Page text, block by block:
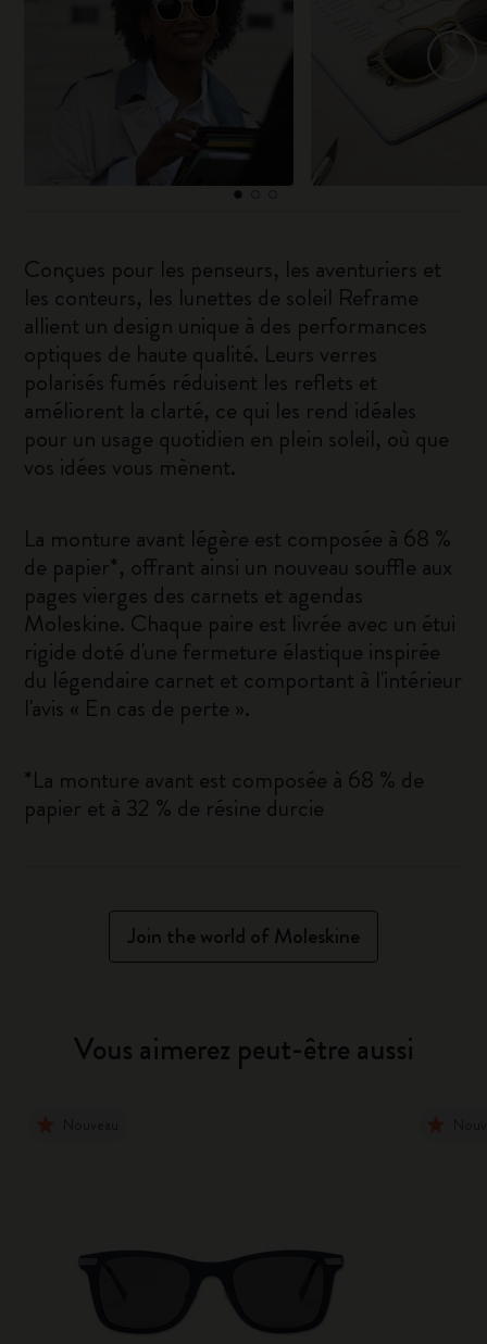
Conçues pour les penseurs, les aventuriers et
les conteurs, les lunettes de soleil Reframe
allient un design unique à des performances
optiques de haute qualité. Leurs verres
polarisés fumés réduisent les reflets et
améliorent la clarté, ce qui les rend idéales
pour un usage quotidien en plein soleil, où que
vos idées vous mènent.
La monture avant légère est composée à 68 %
de papier*, offrant ainsi un nouveau souffle aux
pages vierges des carnets et agendas
Moleskine. Chaque paire est livrée avec un étui
rigide doté d'une fermeture élastique inspirée
du légendaire carnet et comportant à l'intérieur
l'avis « En cas de perte ».
*La monture avant est composée à 68 % de
papier et à 32 % de résine durcie
Join the world of Moleskine
Vous aimerez peut-être aussi